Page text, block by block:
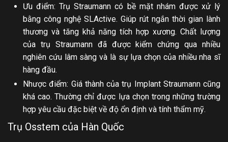
Ưu điểm: Trụ Straumann có bề mặt nhám được xử lý
bằng công nghệ SLActive. Giúp rút ngắn thời gian lành
thương và tăng khả năng tích hợp xương. Chất lượng
của trụ Straumann đã được kiểm chứng qua nhiều
nghiên cứu lâm sàng và là sự lựa chọn của nhiều nha sĩ
hàng đầu.
Nhược điểm: Giá thành của trụ Implant Straumann cũng
khá cao. Thường chỉ được lựa chọn trong những trường
hợp yêu cầu đặc biệt về độ ổn định và tính thẩm mỹ.
Trụ Osstem của Hàn Quốc